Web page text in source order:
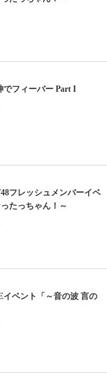
でフィーバー Part I
フレッシュメンバーイベ
たっちゃん！～
イベント「～音の波 言の